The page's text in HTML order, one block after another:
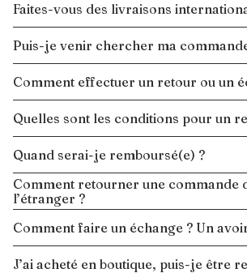
Faites-vous des livraisons
Puis-je venir chercher ma
Comment effectuer un retour ou un
Quelles sont les conditions pour un
Quand serai-je remboursé(e) ?
Comment retourner une commande
l’étranger ?
Comment faire un échange ? Un
J’ai acheté en boutique, puis-je être